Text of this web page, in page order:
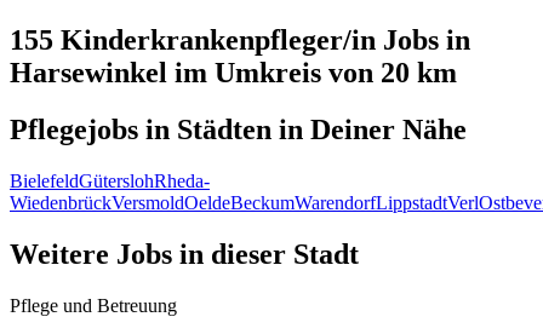
155 Kinderkrankenpfleger/in Jobs in
Harsewinkel im Umkreis von 20 km
Pflegejobs in Städten in Deiner Nähe
BielefeldGüterslohRheda-
WiedenbrückVersmoldOeldeBeckumWarendorfLippstadtVerl
Weitere Jobs in dieser Stadt
Pflege und Betreuung